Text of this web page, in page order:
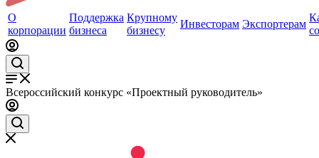
О
корпорации
Поддержка
бизнеса
Крупному
бизнесу
Инвесторам Экспортерам
Всероссийский конкурс «Проектный руководитель»